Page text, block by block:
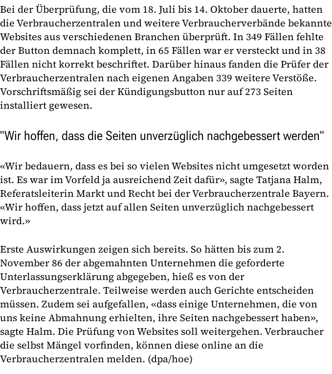
Bei der Überprüfung, die vom 18. Juli bis 14. Oktober dauerte, hatten
die Verbraucherzentralen und weitere Verbraucherverbände bekannte
Websites aus verschiedenen Branchen überprüft. In 349 Fällen fehlte
der Button demnach komplett, in 65 Fällen war er versteckt und in 38
Fällen nicht korrekt beschriftet. Darüber hinaus fanden die Prüfer der
Verbraucherzentralen nach eigenen Angaben 339 weitere Verstöße.
Vorschriftsmäßig sei der Kündigungsbutton nur auf 273 Seiten
installiert gewesen.
"Wir hoffen, dass die Seiten unverzüglich nachgebessert werden"
«Wir bedauern, dass es bei so vielen Websites nicht umgesetzt worden
ist. Es war im Vorfeld ja ausreichend Zeit dafür», sagte Tatjana Halm,
Referatsleiterin Markt und Recht bei der Verbraucherzentrale Bayern.
«Wir hoffen, dass jetzt auf allen Seiten unverzüglich nachgebessert
wird.»
Erste Auswirkungen zeigen sich bereits. So hätten bis zum 2.
November 86 der abgemahnten Unternehmen die geforderte
Unterlassungserklärung abgegeben, hieß es von der
Verbraucherzentrale. Teilweise werden auch Gerichte entscheiden
müssen. Zudem sei aufgefallen, «dass einige Unternehmen, die von
uns keine Abmahnung erhielten, ihre Seiten nachgebessert haben»,
sagte Halm. Die Prüfung von Websites soll weitergehen. Verbraucher
die selbst Mängel vorfinden, können diese online an die
Verbraucherzentralen melden. (dpa/hoe)